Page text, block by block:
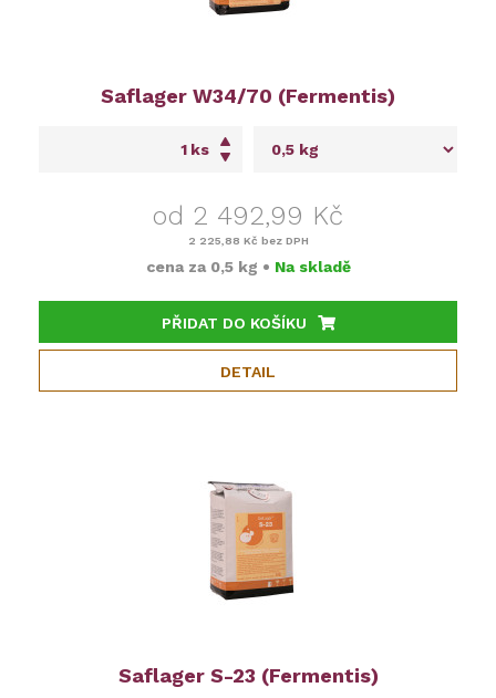
Saflager W34/70 (Fermentis)
ks
od 2 492,99 Kč
2 225,88 Kč bez DPH
cena za 0,5 kg • Na skladě
PŘIDAT DO KOŠÍKU
DETAIL
Saflager S-23 (Fermentis)